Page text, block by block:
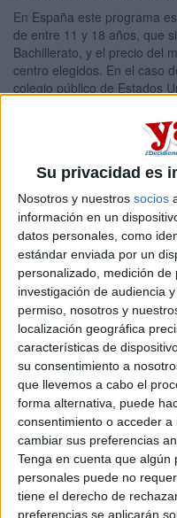
Su privacidad es
Nosotros y nuestros socios
información en un
datos personales, como
estándar enviada por un
personalizado, medición de
investigación de audiencia
permiso, nosotros y
localización geográfica
características de
su consentimiento a
que llevemos a cabo el
forma alternativa, puede
consentimiento o acceder
cambiar sus preferencias
Tenga en cuenta que
personales puede no
tiene el derecho de
preferencias se aplicarán
En España este programa
de entre 11 y 18 años, que
Bachillerato, y el precio del
centro elegidos. En el caso
colegio público de Estados
cantidad muy inferior a la
fuera del año escolar
dominar una segunda
Los plazos para la
abiertos, si quieres obtener
Artículos
Lista de Espera de
significa y qué